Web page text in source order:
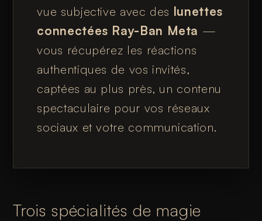
vue subjective avec des lunettes
connectées Ray-Ban Meta —
vous récupérez les réactions
authentiques de vos invités,
captées au plus près, un contenu
spectaculaire pour vos réseaux
sociaux et votre communication.
Trois spécialités de magie